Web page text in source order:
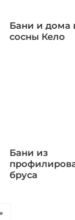
Бани и дома
сосны Кело
Бани из
бруса